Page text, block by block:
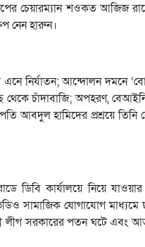
চেয়ারম্যান শওকত আজিজ
নেন হারুন।
নির্যাতন; আন্দোলন দমনে
থেকে চাঁদাবাজি; অপহরণ,
আবদুল হামিদের প্রশ্রয়ে তিনি
ডিবি কার্যালয়ে নিয়ে
সামাজিক যোগাযোগ
লীগ সরকারের পতন ঘটে এবং